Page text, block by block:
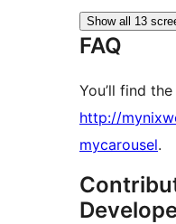
Show all 13
FAQ
You’ll find the
http://
mycarousel.